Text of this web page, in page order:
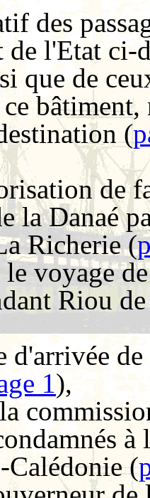
des
de l'Etat ci-
que de
bâtiment,
(
de
la Danaé
Richerie (
voyage
Riou
d'arrivée
1),
Calédonie (